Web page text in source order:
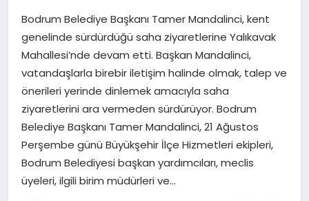
MAGAZIN
KÖŞE YAZILARI
YAŞAM
SPOR
Bodrum Belediye Başkanı Tamer Mandalinci, kent
genelinde sürdürdüğü saha ziyaretlerine Yalıkavak
Mahallesi’nde devam etti. Başkan Mandalinci,
vatandaşlarla birebir iletişim halinde olmak, talep ve
önerileri yerinde dinlemek amacıyla saha
ziyaretlerini ara vermeden sürdürüyor. Bodrum
Belediye Başkanı Tamer Mandalinci, 21 Ağustos
Perşembe günü Büyükşehir İlçe Hizmetleri ekipleri,
Bodrum Belediyesi başkan yardımcıları, meclis
üyeleri, ilgili birim müdürleri ve…